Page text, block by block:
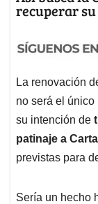
recuperar
La renovación
no será el
su intención de
patinaje a
previstas para
Sería un hecho